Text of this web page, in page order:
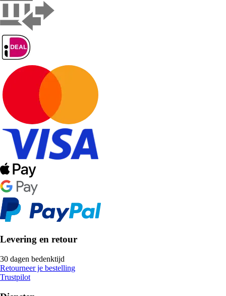
Levering en retour
30 dagen bedenktijd
Retourneer je bestelling
Trustpilot